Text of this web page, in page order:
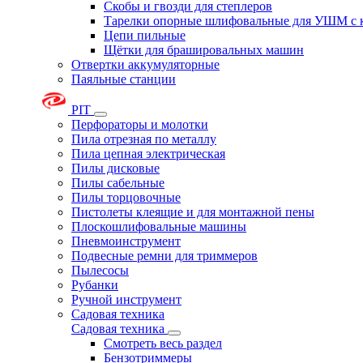
Скобы и гвозди для степлеров
Тарелки опорные шлифовальные для УШМ с
Цепи пильные
Щётки для брашировальных машин
Отвертки аккумуляторные
Паяльные станции
PIT
Перфораторы и молотки
Пила отрезная по металлу
Пила цепная электрическая
Пилы дисковые
Пилы сабельные
Пилы торцовочные
Пистолеты клеящие и для монтажной пены
Плоскошлифовальные машины
Пневмоинструмент
Подвесные ремни для триммеров
Пылесосы
Рубанки
Ручной инструмент
Садовая техника
Садовая техника
Смотреть весь раздел
Бензотриммеры